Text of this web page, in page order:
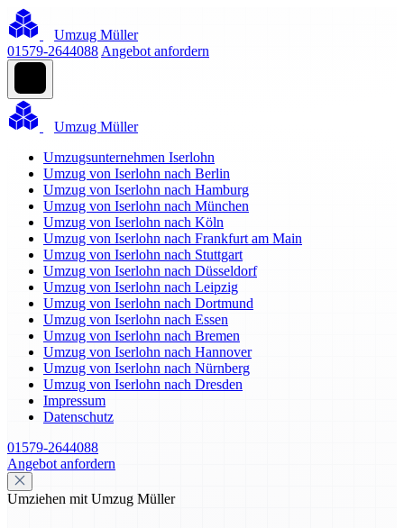
Umzug Müller
01579-2644088 Angebot anfordern
Umzug Müller
Umzugsunternehmen Iserlohn
Umzug von Iserlohn nach Berlin
Umzug von Iserlohn nach Hamburg
Umzug von Iserlohn nach München
Umzug von Iserlohn nach Köln
Umzug von Iserlohn nach Frankfurt am Main
Umzug von Iserlohn nach Stuttgart
Umzug von Iserlohn nach Düsseldorf
Umzug von Iserlohn nach Leipzig
Umzug von Iserlohn nach Dortmund
Umzug von Iserlohn nach Essen
Umzug von Iserlohn nach Bremen
Umzug von Iserlohn nach Hannover
Umzug von Iserlohn nach Nürnberg
Umzug von Iserlohn nach Dresden
Impressum
Datenschutz
01579-2644088
Angebot anfordern
Umziehen mit Umzug Müller